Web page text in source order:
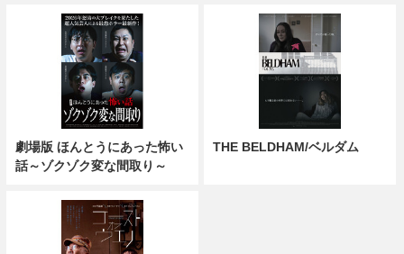
劇場版 ほんとうにあった怖い
話～ゾクゾク変な間取り～
THE BELDHAM/ベルダム